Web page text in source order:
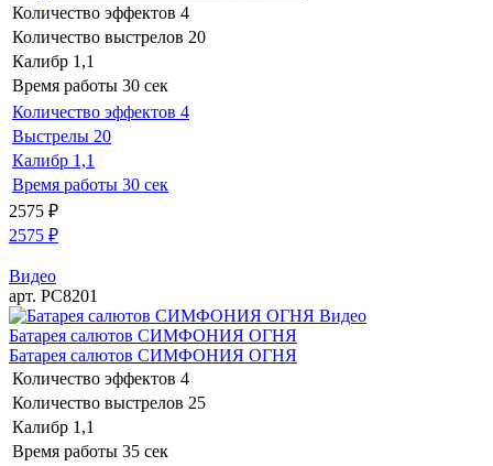
Количество эффектов 4
Количество выстрелов 20
Калибр 1,1
Время работы 30 сек
Количество эффектов 4
Выстрелы 20
Калибр 1,1
Время работы 30 сек
2575 ₽
2575 ₽
Видео
арт. РС8201
Видео
Батарея салютов СИМФОНИЯ ОГНЯ
Батарея салютов СИМФОНИЯ ОГНЯ
Количество эффектов 4
Количество выстрелов 25
Калибр 1,1
Время работы 35 сек